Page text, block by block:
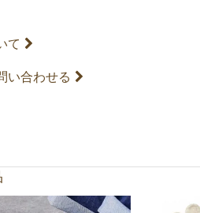
て
い合わせる